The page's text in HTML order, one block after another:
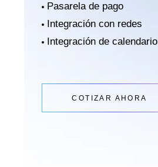
Pasarela de pago
Integración con redes
Integración de calendario
COTIZAR AHORA